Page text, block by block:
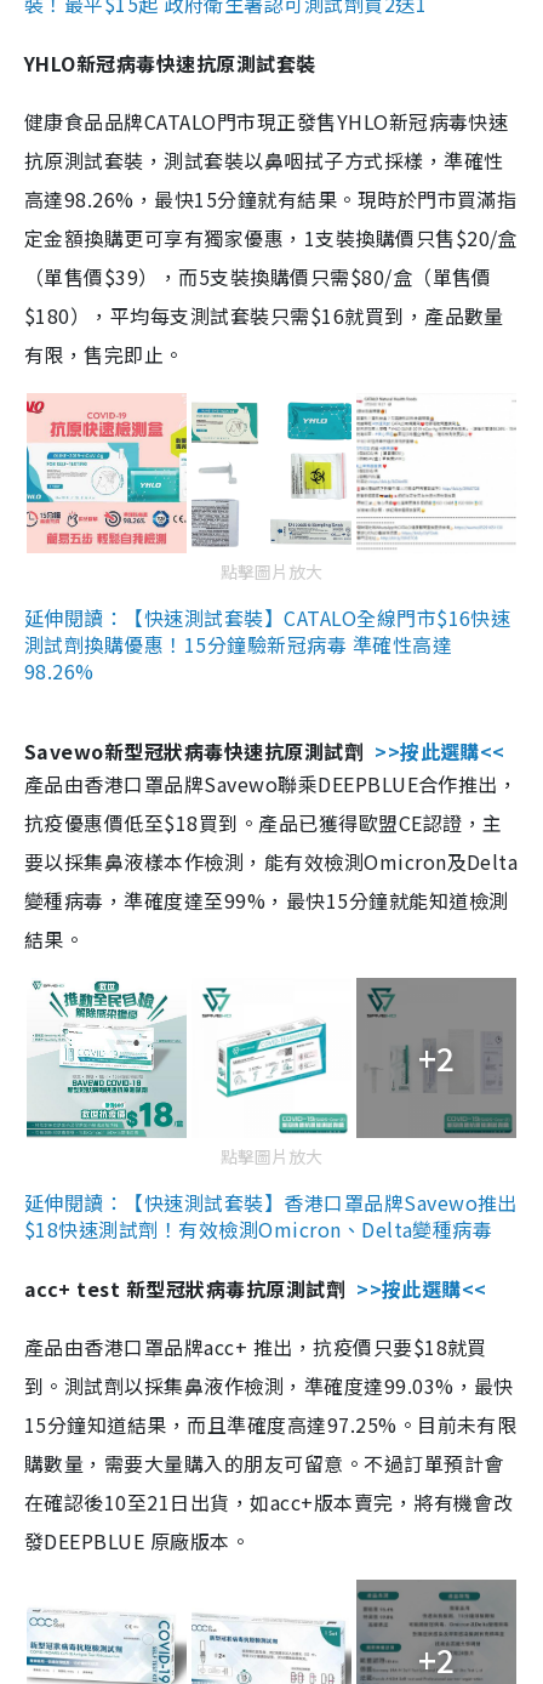
YHLO新冠病毒快速抗原測試套裝
健康食品品牌CATALO門市現正發售YHLO新冠病毒快速
抗原測試套裝，測試套裝以鼻咽拭子方式採樣，準確性
高達98.26%，最快15分鐘就有結果。現時於門市買滿指
定金額換購更可享有獨家優惠，1支裝換購價只售$20/盒
（單售價$39），而5支裝換購價只需$80/盒（單售價
$180），平均每支測試套裝只需$16就買到，產品數量
有限，售完即止。
點擊圖片放大
延伸閱讀：【快速測試套裝】CATALO全線門市$16快速
測試劑換購優惠！15分鐘驗新冠病毒 準確性高達
98.26%
Savewo新型冠狀病毒快速抗原測試劑 >>按此選購<<
產品由香港口罩品牌Savewo聯乘DEEPBLUE合作推出，
抗疫優惠價低至$18買到。產品已獲得歐盟CE認證，主
要以採集鼻液樣本作檢測，能有效檢測Omicron及Delta
變種病毒，準確度達至99%，最快15分鐘就能知道檢測
結果。
+2
點擊圖片放大
延伸閱讀：【快速測試套裝】香港口罩品牌Savewo推出
$18快速測試劑！有效檢測Omicron、Delta變種病毒
acc+ test 新型冠狀病毒抗原測試劑 >>按此選購<<
產品由香港口罩品牌acc+ 推出，抗疫價只要$18就買
到。測試劑以採集鼻液作檢測，準確度達99.03%，最快
15分鐘知道結果，而且準確度高達97.25%。目前未有限
購數量，需要大量購入的朋友可留意。不過訂單預計會
在確認後10至21日出貨，如acc+版本賣完，將有機會改
發DEEPBLUE 原廠版本。
+2